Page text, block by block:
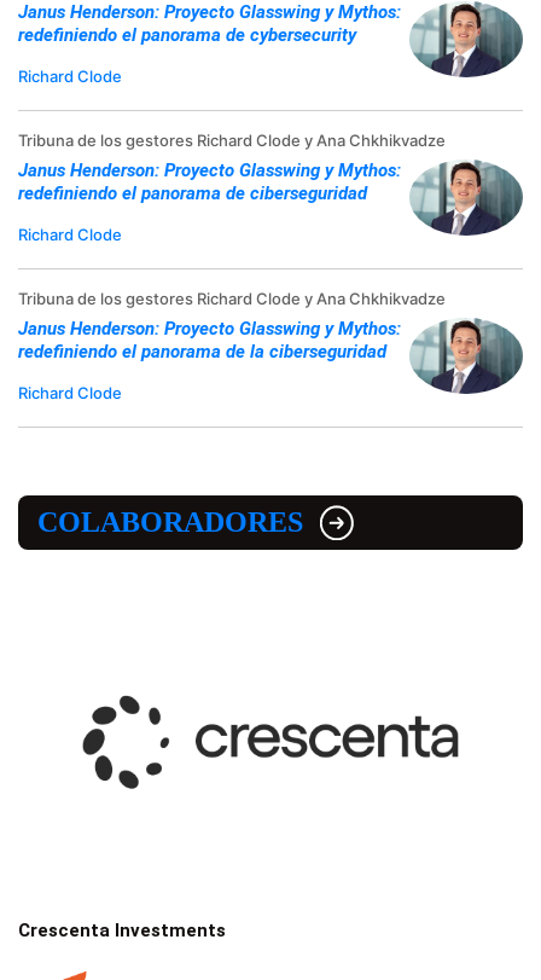
Janus Henderson: Proyecto Glasswing y Mythos:
redefiniendo el panorama de cybersecurity
Richard Clode
Tribuna de los gestores Richard Clode y Ana Chkhikvadze
Janus Henderson: Proyecto Glasswing y Mythos:
redefiniendo el panorama de ciberseguridad
Richard Clode
Tribuna de los gestores Richard Clode y Ana Chkhikvadze
Janus Henderson: Proyecto Glasswing y Mythos:
redefiniendo el panorama de la ciberseguridad
Richard Clode
COLABORADORES
Crescenta Investments